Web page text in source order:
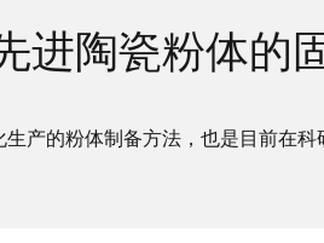
进陶瓷粉体的
产的粉体制备方法，也是目前在